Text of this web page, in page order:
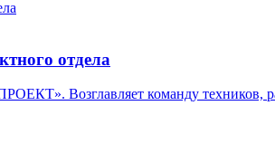
отдела
Возглавляет команду техников,